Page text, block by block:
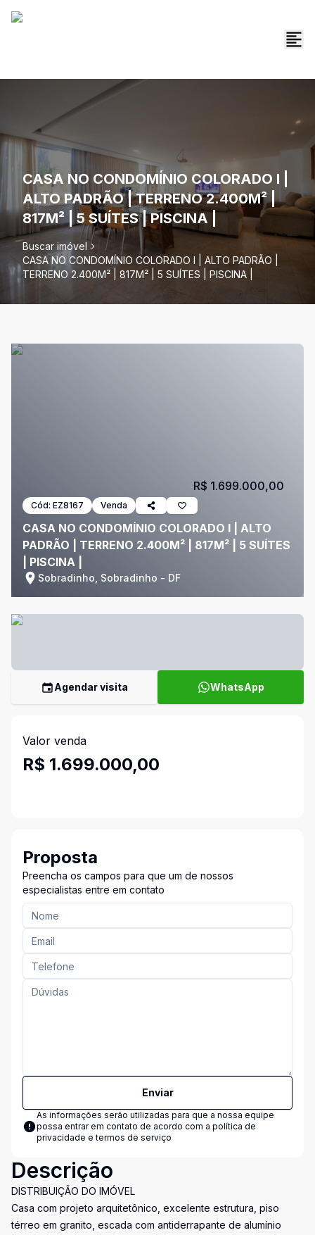
CASA NO CONDOMÍNIO COLORADO I |
ALTO PADRÃO | TERRENO 2.400M² |
817M² | 5 SUÍTES | PISCINA |
Buscar imóvel
CASA NO CONDOMÍNIO COLORADO I | ALTO PADRÃO |
TERRENO 2.400M² | 817M² | 5 SUÍTES | PISCINA |
Cód: EZ8167 Venda
CASA NO CONDOMÍNIO COLORADO I | ALTO
PADRÃO | TERRENO 2.400M² | 817M² | 5 SUÍTES
| PISCINA |
Sobradinho, Sobradinho - DF
R$ 1.699.000,00
Agendar visita WhatsApp
Valor venda
R$ 1.699.000,00
Proposta
Preencha os campos para que um de nossos
especialistas entre em contato
Enviar
As informações serão utilizadas para que a nossa equipe
possa entrar em contato de acordo com a política de
privacidade e termos de serviço
Descrição
DISTRIBUIÇÃO DO IMÓVEL
Casa com projeto arquitetônico, excelente estrutura, piso
térreo em granito, escada com antiderrapante de alumínio